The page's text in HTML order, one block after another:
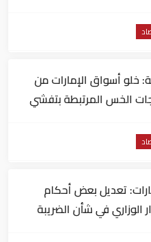
خلو أسواق الإمارات من
الخس المرتبطة بتفشي
تعديل بعض أحكام
الوزاري في شأن الضريبة